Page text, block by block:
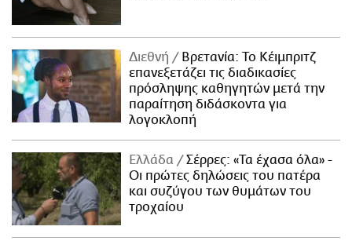
Διεθνή
Βρετανία: Το Κέιμπριτζ
επανεξετάζει τις διαδικασίες
πρόσληψης καθηγητών μετά την
παραίτηση διδάσκοντα για
λογοκλοπή
Ελλάδα
Σέρρες: «Τα έχασα όλα» -
Οι πρώτες δηλώσεις του πατέρα
και συζύγου των θυμάτων του
τροχαίου